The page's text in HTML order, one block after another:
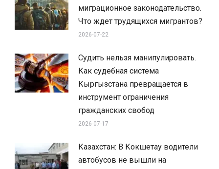
миграционное законодательство.
Что ждет трудящихся мигрантов?
2026-07-22
Судить нельзя манипулировать.
Как судебная система
Кыргызстана превращается в
инструмент ограничения
гражданских свобод
2026-07-17
Казахстан: В Кокшетау водители
автобусов не вышли на